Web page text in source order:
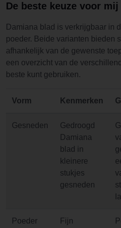
De beste keuze voor mij
Damiana blad is verkrijgbaar in
poeder. Beide varianten bieden
afhankelijk van de gewenste
een overzicht van de
beste kunt gebruiken.
Vorm Kenmerken
Gesneden
Gedroogd
Damiana
blad in
kleinere
stukjes
gesneden
Poeder
Fijn